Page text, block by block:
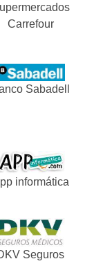
Carrefour
Sabadell
informática
Seguros